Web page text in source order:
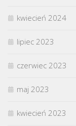
kwiecień 2024
lipiec 2023
czerwiec 2023
maj 2023
kwiecień 2023